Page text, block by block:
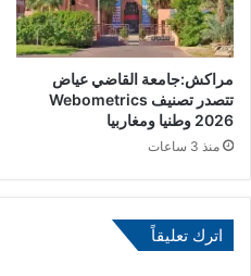
ي
م
ن
د
و
ل
ه
ل
أ
ا
ل
ت
أ
ك
ي
د
ل
ى
مراكش:جامعة القاضي عياض
تتصدر تصنيف Webometrics
2026 وطنيا ومغاربيا
منذ 3 ساعات
اترك تعليقاً